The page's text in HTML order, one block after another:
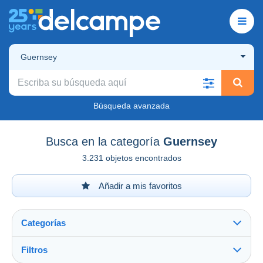
Guernsey
Búsqueda avanzada
Busca en la categoría Guernsey
3.231 objetos encontrados
Añadir a mis favoritos
Categorías
Filtros